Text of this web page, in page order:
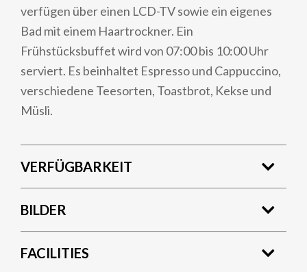
verfügen über einen LCD-TV sowie ein eigenes
Bad mit einem Haartrockner. Ein
Frühstücksbuffet wird von 07:00 bis 10:00 Uhr
serviert. Es beinhaltet Espresso und Cappuccino,
verschiedene Teesorten, Toastbrot, Kekse und
Müsli.
VERFÜGBARKEIT
BILDER
FACILITIES